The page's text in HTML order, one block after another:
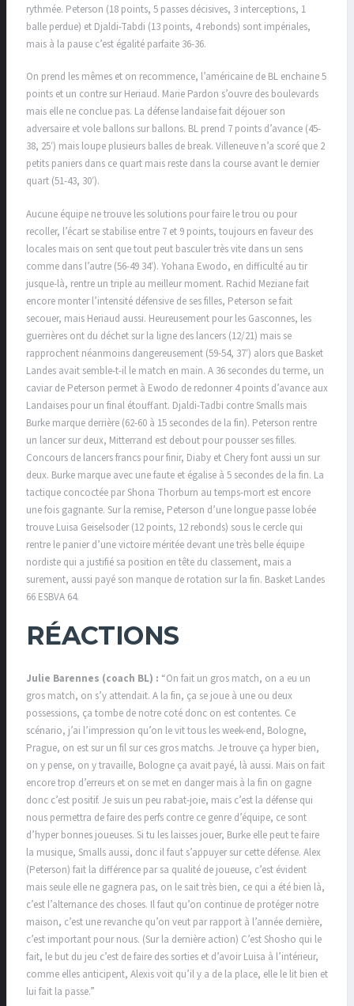
rythmée. Peterson (18 points, 5 passes décisives, 3 interceptions, 1
balle perdue) et Djaldi-Tabdi (13 points, 4 rebonds) sont impériales,
mais à la pause c’est égalité parfaite 36-36.
On prend les mêmes et on recommence, l’américaine de BL enchaine 5
points et un contre sur Heriaud. Marie Pardon s’ouvre des boulevards
mais elle ne conclue pas. La défense landaise fait déjouer son
adversaire et vole ballons sur ballons. BL prend 7 points d’avance (45-
38, 25′) mais loupe plusieurs balles de break. Villeneuve n’a scoré que 2
petits paniers dans ce quart mais reste dans la course avant le dernier
quart (51-43, 30′).
Aucune équipe ne trouve les solutions pour faire le trou ou pour
recoller, l’écart se stabilise entre 7 et 9 points, toujours en faveur des
locales mais on sent que tout peut basculer très vite dans un sens
comme dans l’autre (56-49 34′). Yohana Ewodo, en difficulté au tir
jusque-là, rentre un triple au meilleur moment. Rachid Meziane fait
encore monter l’intensité défensive de ses filles, Peterson se fait
secouer, mais Heriaud aussi. Heureusement pour les Gasconnes, les
guerrières ont du déchet sur la ligne des lancers (12/21) mais se
rapprochent néanmoins dangereusement (59-54, 37′) alors que Basket
Landes avait semble-t-il le match en main. A 36 secondes du terme, un
caviar de Peterson permet à Ewodo de redonner 4 points d’avance aux
Landaises pour un final étouffant. Djaldi-Tadbi contre Smalls mais
Burke marque derrière (62-60 à 15 secondes de la fin). Peterson rentre
un lancer sur deux, Mitterrand est debout pour pousser ses filles.
Concours de lancers francs pour finir, Diaby et Chery font aussi un sur
deux. Burke marque avec une faute et égalise à 5 secondes de la fin. La
tactique concoctée par Shona Thorburn au temps-mort est encore
une fois gagnante. Sur la remise, Peterson d’une longue passe lobée
trouve Luisa Geiselsoder (12 points, 12 rebonds) sous le cercle qui
rentre le panier d’une victoire méritée devant une très belle équipe
nordiste qui a justifié sa position en tête du classement, mais a
surement, aussi payé son manque de rotation sur la fin. Basket Landes
66 ESBVA 64.
RÉACTIONS
Julie Barennes (coach BL) : “On fait un gros match, on a eu un
gros match, on s’y attendait. A la fin, ça se joue à une ou deux
possessions, ça tombe de notre coté donc on est contentes. Ce
scénario, j’ai l’impression qu’on le vit tous les week-end, Bologne,
Prague, on est sur un fil sur ces gros matchs. Je trouve ça hyper bien,
on y pense, on y travaille, Bologne ça avait payé, là aussi. Mais on fait
encore trop d’erreurs et on se met en danger mais à la fin on gagne
donc c’est positif. Je suis un peu rabat-joie, mais c’est la défense qui
nous permettra de faire des perfs contre ce genre d’équipe, ce sont
d’hyper bonnes joueuses. Si tu les laisses jouer, Burke elle peut te faire
la musique, Smalls aussi, donc il faut s’appuyer sur cette défense. Alex
(Peterson) fait la différence par sa qualité de joueuse, c’est évident
mais seule elle ne gagnera pas, on le sait très bien, ce qui a été bien là,
c’est l’alternance des choses. Il faut qu’on continue de protéger notre
maison, c’est une revanche qu’on veut par rapport à l’année dernière,
c’est important pour nous. (Sur la dernière action) C’est Shosho qui le
fait, le but du jeu c’est de faire des sorties et d’avoir Luisa à l’intérieur,
comme elles anticipent, Alexis voit qu’il y a de la place, elle le lit bien et
lui fait la passe.”